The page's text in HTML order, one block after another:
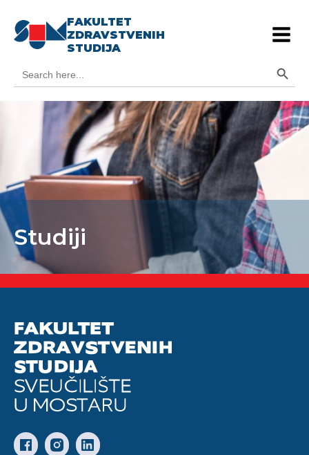
FAKULTET
ZDRAVSTVENIH
STUDIJA
for:
Studiji